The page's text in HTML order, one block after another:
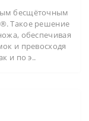
бесщёточным
Такое решение
обеспечивая
и превосходя
и по э..